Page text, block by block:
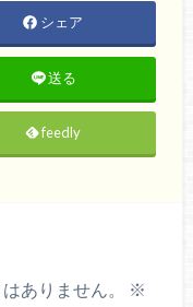
シェア
送る
feedly
ありません。
※